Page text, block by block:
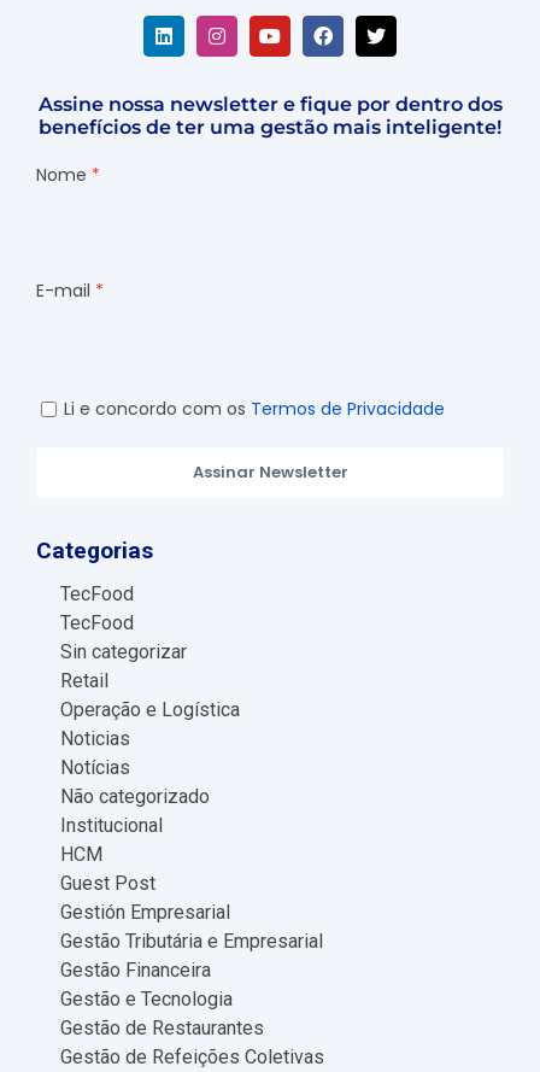
Assine nossa newsletter e fique por dentro dos
benefícios de ter uma gestão mais inteligente!
Nome
E-mail
Li e concordo com os Termos de Privacidade
Assinar Newsletter
Categorias
TecFood
TecFood
Sin categorizar
Retail
Operação e Logística
Noticias
Notícias
Não categorizado
Institucional
HCM
Guest Post
Gestión Empresarial
Gestão Tributária e Empresarial
Gestão Financeira
Gestão e Tecnologia
Gestão de Restaurantes
Gestão de Refeições Coletivas